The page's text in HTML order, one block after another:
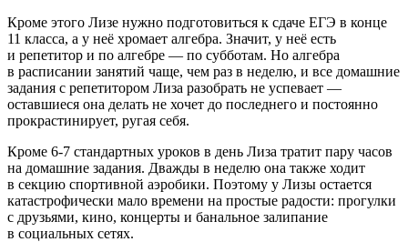
Кроме этого Лизе нужно подготовиться к сдаче ЕГЭ в конце
11 класса, а у неё хромает алгебра. Значит, у неё есть
и репетитор и по алгебре — по субботам. Но алгебра
в расписании занятий чаще, чем раз в неделю, и все домашние
задания с репетитором Лиза разобрать не успевает —
оставшиеся она делать не хочет до последнего и постоянно
прокрастинирует, ругая себя.
Кроме 6-7 стандартных уроков в день Лиза тратит пару часов
на домашние задания. Дважды в неделю она также ходит
в секцию спортивной аэробики. Поэтому у Лизы остается
катастрофически мало времени на простые радости: прогулки
с друзьями, кино, концерты и банальное залипание
в социальных сетях.